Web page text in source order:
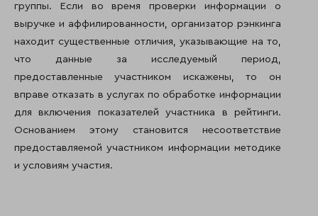
группы. Если во время проверки информации о
выручке и аффилированности, организатор рэнкинга
находит существенные отличия, указывающие на то,
что данные за исследуемый период,
предоставленные участником искажены, то он
вправе отказать в услугах по обработке информации
для включения показателей участника в рейтинги.
Основанием этому становится несоответствие
предоставляемой участником информации методике
и условиям участия.